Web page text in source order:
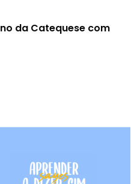
da Catequese com